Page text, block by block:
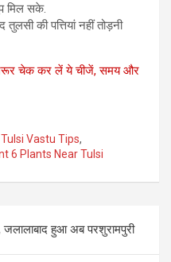
मिल सके.
की पत्तियां नहीं तोड़नी
चेक कर लें ये चीजें, समय और
Tulsi Vastu Tips,
6 Plants Near Tulsi
हुआ अब परशुरामपुरी